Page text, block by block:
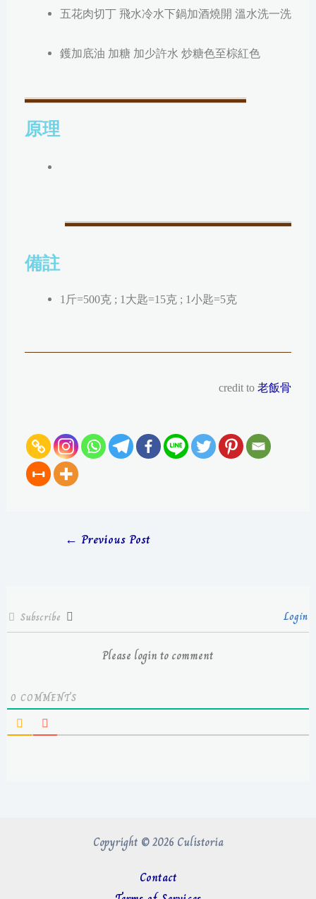
五花肉切丁 飛水冷水下鍋加酒燒開 溫水洗一洗
鑊加底油 加糖 加少許水 炒糖色至棕紅色
原理
備註
1斤=500克 ; 1大匙=15克 ; 1小匙=5克
credit to 老飯骨
← Previous Post
Subscribe Login
Please login to comment
0 COMMENTS
Copyright © 2026 Culistoria
Contact